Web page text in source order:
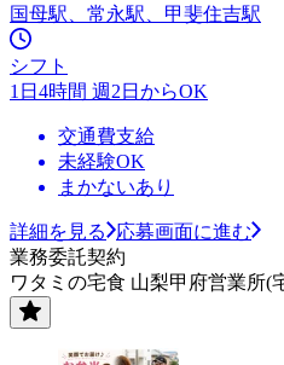
国母駅、常永駅、甲斐住吉駅
シフト
1日4時間 週2日からOK
交通費支給
未経験OK
まかないあり
詳細を見る
応募画面に進む
業務委託契約
ワタミの宅食 山梨甲府営業所(